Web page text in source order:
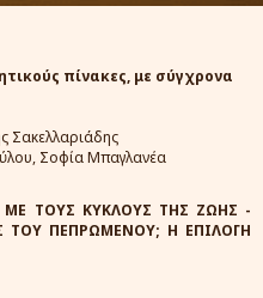
πίνακες, με σύγχρονα
Σακελλαριάδης
Σοφία Μπαγλανέα
ΜΕ ΤΟΥΣ ΚΥΚΛΟΥΣ ΤΗΣ ΖΩΗΣ -
ΠΕΠΡΩΜΕΝΟΥ; Η ΕΠΙΛΟΓΗ